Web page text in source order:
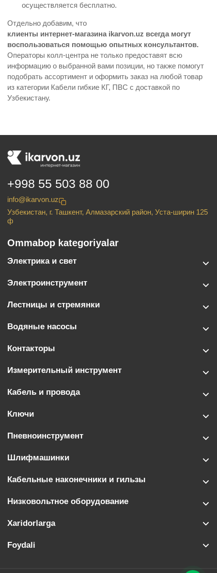
осуществляется бесплатно.
Отдельно добавим, что
клиенты интернет-магазина ikarvon.uz всегда могут
воспользоваться помощью опытных консультантов.
Операторы колл-центра не только предоставят всю
информацию о выбранной вами позиции, но также помогут
подобрать ассортимент и оформить заказ на любой товар
из категории Кабели гибкие КГ, ПВС с доставкой по
Узбекистану.
+998 55 503 88 00
info@ikarvon.uz
Узбекистан, г. Ташкент, Алмазарский район, Уста-ширин 125
ф
Ommabop kategoriyalar
Электрика и свет
Электроинструмент
Лестницы и стремянки
Водяные насосы
Контакторы
Измерительный инструмент
Кабель и провода
Ключи
Пневноинструмент
Шлифмашинки
Кабельные наконечники и гильзы
Низковольтное оборудование
Xaridorlarga
Foydali